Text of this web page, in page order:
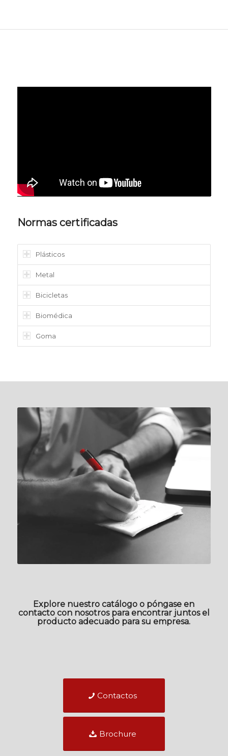
Normas certificadas
Plásticos
Metal
Bicicletas
Biomédica
Goma
Explore nuestro catálogo o póngase en
contacto con nosotros para encontrar juntos el
producto adecuado para su empresa.
Contactos
Brochure